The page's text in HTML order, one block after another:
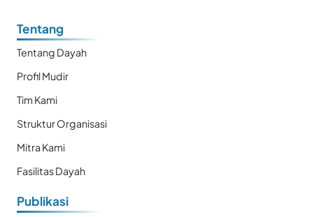
Tentang
Tentang Dayah
Profil Mudir
Tim Kami
Struktur Organisasi
Mitra Kami
Fasilitas Dayah
Publikasi